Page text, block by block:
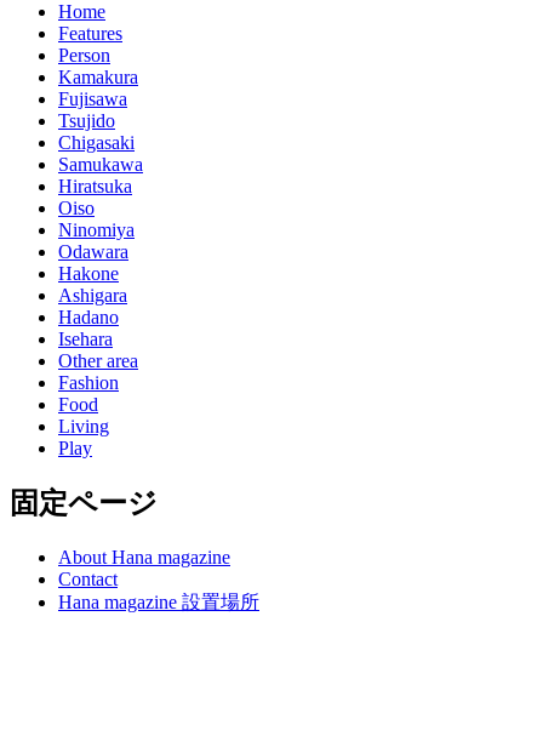
Home
Features
Person
Kamakura
Fujisawa
Tsujido
Chigasaki
Samukawa
Hiratsuka
Oiso
Ninomiya
Odawara
Hakone
Ashigara
Hadano
Isehara
Other area
Fashion
Food
Living
Play
固定ページ
About Hana magazine
Contact
Hana magazine 設置場所